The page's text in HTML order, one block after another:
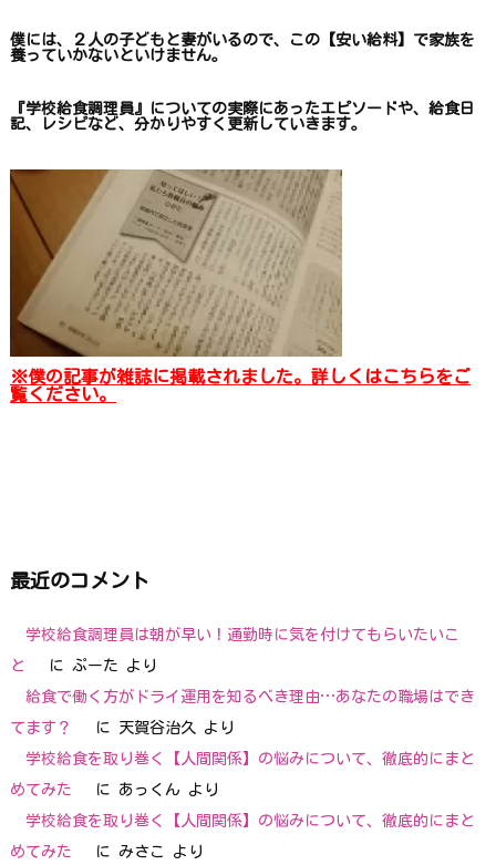
僕には、２人の子どもと妻がいるので、 この【安い給料】で家族を
養っていかないといけません。
『学校給食調理員』についての実際にあったエピソードや、 給食日
記、レシピなど、 分かりやすく更新していきます。
※僕の記事が雑誌に掲載されました。詳しくはこちらをご
覧ください。
最近のコメント
学校給食調理員は朝が早い！通勤時に気を付けてもらいたいこ
と
に ぷーた より
給食で働く方がドライ運用を知るべき理由…あなたの職場はでき
てます？
に 天賀谷治久 より
学校給食を取り巻く【人間関係】の悩みについて、徹底的にまと
めてみた
に あっくん より
学校給食を取り巻く【人間関係】の悩みについて、徹底的にまと
めてみた
に みさこ
より